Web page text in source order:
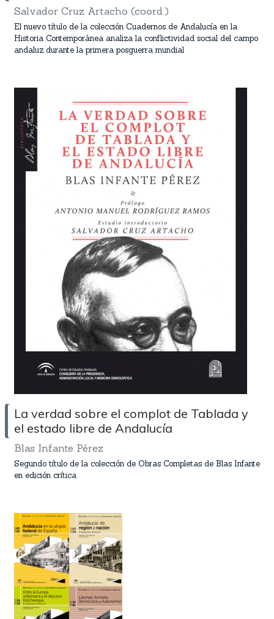
Salvador Cruz Artacho (coord.)
El nuevo título de la colección Cuadernos de Andalucía en la
Historia Contemporánea analiza la conflictividad social del campo
andaluz durante la primera posguerra mundial
La verdad sobre el complot de Tablada y
el estado libre de Andalucía
Blas Infante Pérez
Segundo título de la colección de Obras Completas de Blas Infante
en edición crítica